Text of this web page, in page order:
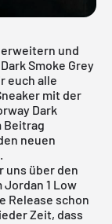
und
Smoke Grey
euch alle
mit der
Dark
Beitrag
neuen
uns über den
1 Low
Release schon
Zeit, dass